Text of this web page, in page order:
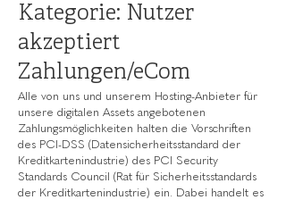
Kategorie: Nutzer
akzeptiert
Zahlungen/eCom
Alle von uns und unserem Hosting-Anbieter für
unsere digitalen Assets angebotenen
Zahlungsmöglichkeiten halten die Vorschriften
des PCI-DSS (Datensicherheitsstandard der
Kreditkartenindustrie) des PCI Security
Standards Council (Rat für Sicherheitsstandards
der Kreditkartenindustrie) ein. Dabei handelt es